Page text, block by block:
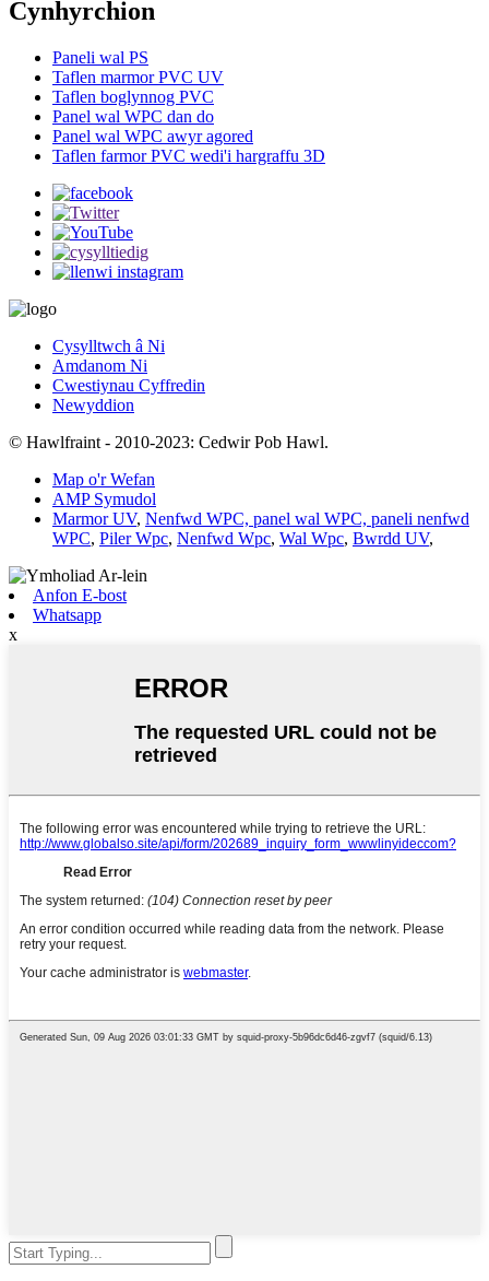
Cynhyrchion
Paneli wal PS
Taflen marmor PVC UV
Taflen boglynnog PVC
Panel wal WPC dan do
Panel wal WPC awyr agored
Taflen farmor PVC wedi'i hargraffu 3D
Cysylltwch â Ni
Amdanom Ni
Cwestiynau Cyffredin
Newyddion
© Hawlfraint - 2010-2023: Cedwir Pob Hawl.
Map o'r Wefan
AMP Symudol
Marmor UV, Nenfwd WPC, panel wal WPC, paneli nenfwd
WPC, Piler Wpc, Nenfwd Wpc, Wal Wpc, Bwrdd UV,
Anfon E-bost
Whatsapp
x